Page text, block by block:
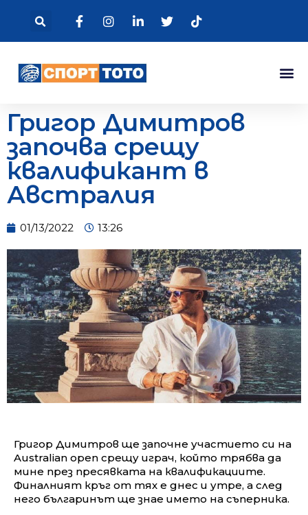
Григор Димитров
започва срещу
квалификант в
Австралия
01/13/2022 13:26
Григор Димитров ще започне участието си на
Australian open срещу играч, който трябва да
мине през пресявката на квалификациите.
Финалният кръг от тях е днес и утре, а след
него българинът ще знае името на съперника.